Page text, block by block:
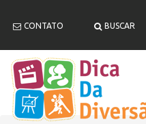
CONTATO BUSCAR